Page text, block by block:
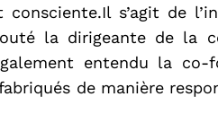
s’agit de
la dirigeante de la
entendu la
de manière